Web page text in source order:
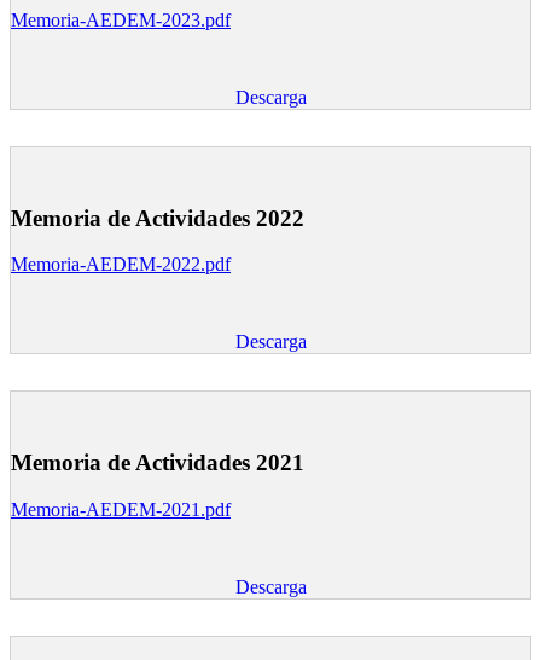
Memoria-AEDEM-2023.pdf
Descarga
Memoria de Actividades 2022
Memoria-AEDEM-2022.pdf
Descarga
Memoria de Actividades 2021
Memoria-AEDEM-2021.pdf
Descarga